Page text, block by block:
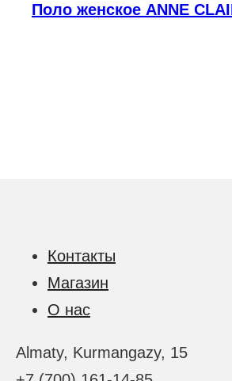
цена составляла 280 800 ₸.
Поло женское ANNE
Контакты
Магазин
О нас
Almaty, Kurmangazy, 15